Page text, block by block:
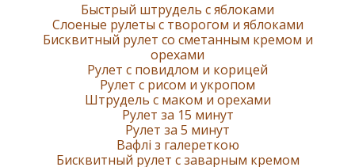
Быстрый штрудель с яблоками
Слоеные рулеты с творогом и яблоками
Бисквитный рулет со сметанным кремом и
орехами
Рулет с повидлом и корицей
Рулет с рисом и укропом
Штрудель с маком и орехами
Рулет за 15 минут
Рулет за 5 минут
Вафлі з галереткою
Бисквитный рулет с заварным кремом